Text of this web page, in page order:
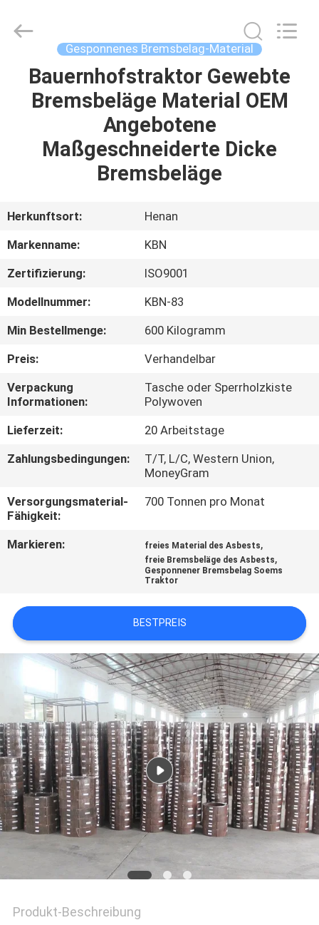
HAUS
FABRIK-
QUALITÄTSKONTROLLE
TRETEN
SIE
MIT
UNS
IN
VERBINDUNG
FORDERN
SIE EIN
SITEMAP
PRIVACY
POLICY
Gesponnenes Bremsbelag-Material
Bauernhofstraktor Gewebte
Bremsbeläge Material OEM
Angebotene
Maßgeschneiderte Dicke
Bremsbeläge
Herkunftsort:
Henan
Markenname:
KBN
Zertifizierung:
ISO9001
Modellnummer:
KBN-83
Min Bestellmenge:
600 Kilogramm
Preis:
Verhandelbar
Verpackung
Informationen:
Tasche oder Sperrholzkiste
Polywoven
Lieferzeit:
20 Arbeitstage
Zahlungsbedingungen:
T/T, L/C, Western Union,
MoneyGram
Versorgungsmaterial-
Fähigkeit:
700 Tonnen pro Monat
Markieren: freies Material des Asbests,
freie Bremsbeläge des Asbests,
Gesponnener Bremsbelag Soems
Traktor
BESTPREIS
Produkt-Beschreibung